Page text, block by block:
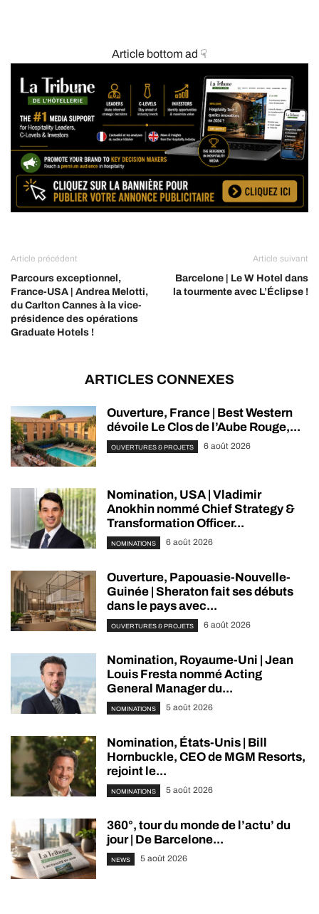
Article bottom ad ☟
Article précédent
Parcours exceptionnel,
France-USA | Andrea Melotti,
du Carlton Cannes à la vice-
présidence des opérations
Graduate Hotels !
Article suivant
Barcelone | Le W Hotel dans
la tourmente avec L’Éclipse !
ARTICLES CONNEXES
Ouverture, France | Best Western
dévoile Le Clos de l’Aube Rouge,...
OUVERTURES & PROJETS 6 août 2026
Nomination, USA | Vladimir
Anokhin nommé Chief Strategy &
Transformation Officer...
NOMINATIONS 6 août 2026
Ouverture, Papouasie-Nouvelle-
Guinée | Sheraton fait ses débuts
dans le pays avec...
OUVERTURES & PROJETS 6 août 2026
Nomination, Royaume-Uni | Jean
Louis Fresta nommé Acting
General Manager du...
NOMINATIONS 5 août 2026
Nomination, États-Unis | Bill
Hornbuckle, CEO de MGM Resorts,
rejoint le...
NOMINATIONS 5 août 2026
360°, tour du monde de l’actu’ du
jour | De Barcelone...
NEWS 5 août 2026